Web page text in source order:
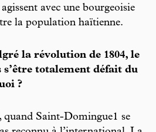
avec une bourgeoisie
la population haïtienne.
la révolution de 1804, le
s’être totalement défait du
?
quand Saint-Domingue1 se